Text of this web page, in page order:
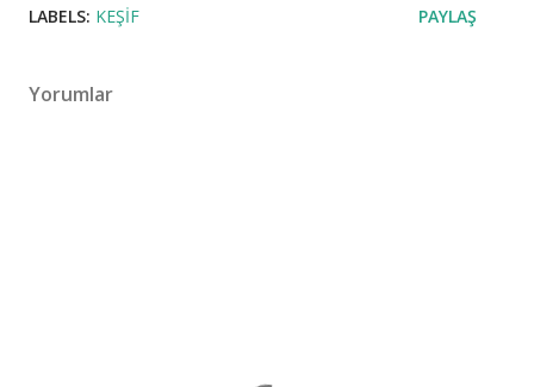
LABELS: KEŞIF PAYLAŞ
Yorumlar